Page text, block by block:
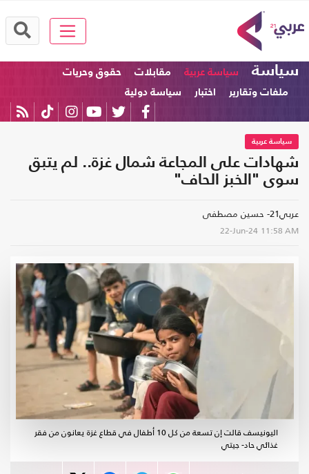
سياسة سياسة عربية مقابلات
حقوق وحريات
ملفات وتقارير
اختبار سياسة دولية
سياسة عربية
شهادات على المجاعة شمال غزة.. لم يتبق
سوى "الخبز الحاف"
عربي21- حسين مصطفى
22-Jun-24 11:58 AM
اليونيسف قالت إن تسعة من كل 10 أطفال في قطاع غزة يعانون من فقر
غذائي حاد- جيتي